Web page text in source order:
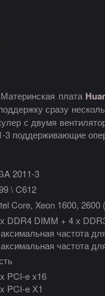
Материнская плата
сразу
с двумя
поддерживающие
2011-3
\ C612
Core, Xeon 1600, 2600
DDR4 DIMM + 4 х
частота
частота
PCI-e x16
PCI-e X1